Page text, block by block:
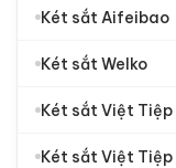
Két sắt Aifeibao
Két sắt Welko
Két sắt Việt Tiệp
Két sắt Việt Tiệp